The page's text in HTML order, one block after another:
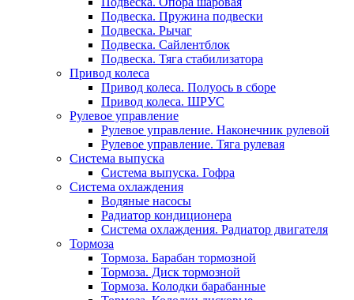
Подвеска. Пружина подвески
Подвеска. Рычаг
Подвеска. Сайлентблок
Подвеска. Тяга стабилизатора
Привод колеса
Привод колеса. Полуось в сборе
Привод колеса. ШРУС
Рулевое управление
Рулевое управление. Наконечник рулевой
Рулевое управление. Тяга рулевая
Система выпуска
Система выпуска. Гофра
Система охлаждения
Водяные насосы
Радиатор кондиционера
Система охлаждения. Радиатор двигателя
Тормоза
Тормоза. Барабан тормозной
Тормоза. Диск тормозной
Тормоза. Колодки барабанные